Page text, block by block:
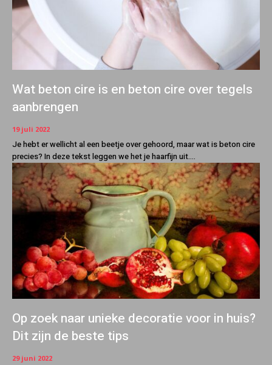
Wat beton cire is en beton cire over tegels
aanbrengen
19 juli 2022
Je hebt er wellicht al een beetje over gehoord, maar wat is beton cire
precies? In deze tekst leggen we het je haarfijn uit....
Op zoek naar unieke decoratie voor in huis?
Dit zijn de beste tips
29 juni 2022